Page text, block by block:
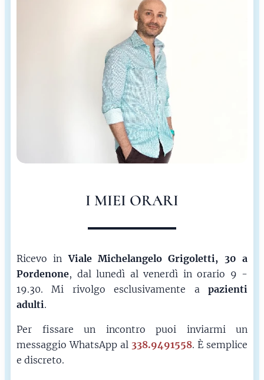
I MIEI ORARI
Ricevo inViale Michelangelo Grigoletti, 30 a
Pordenone, dal lunedì al venerdì in orario 9 -
19.30. Mi rivolgo esclusivamente a pazienti
adulti.
Per fissare un incontro puoi inviarmi un
messaggio WhatsApp al 338.9491558. È semplice
e discreto.